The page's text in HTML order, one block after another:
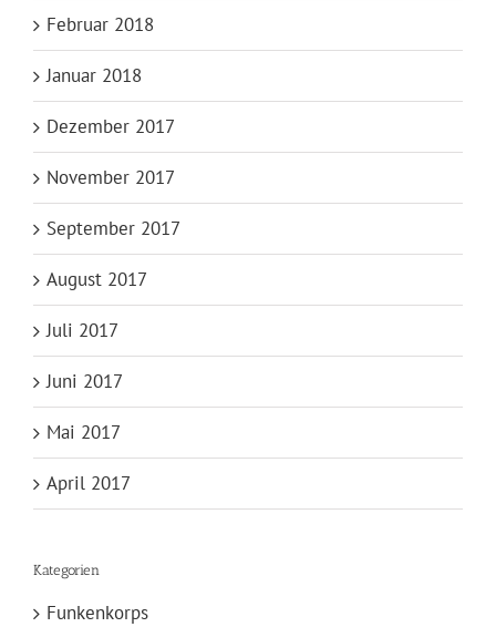
Februar 2018
Januar 2018
Dezember 2017
November 2017
September 2017
August 2017
Juli 2017
Juni 2017
Mai 2017
April 2017
Kategorien
Funkenkorps